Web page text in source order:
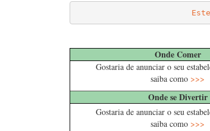
Onde Comer
Gostaria de anunciar o seu
saiba como >>>
Onde se Divertir
Gostaria de anunciar o seu
saiba como >>>